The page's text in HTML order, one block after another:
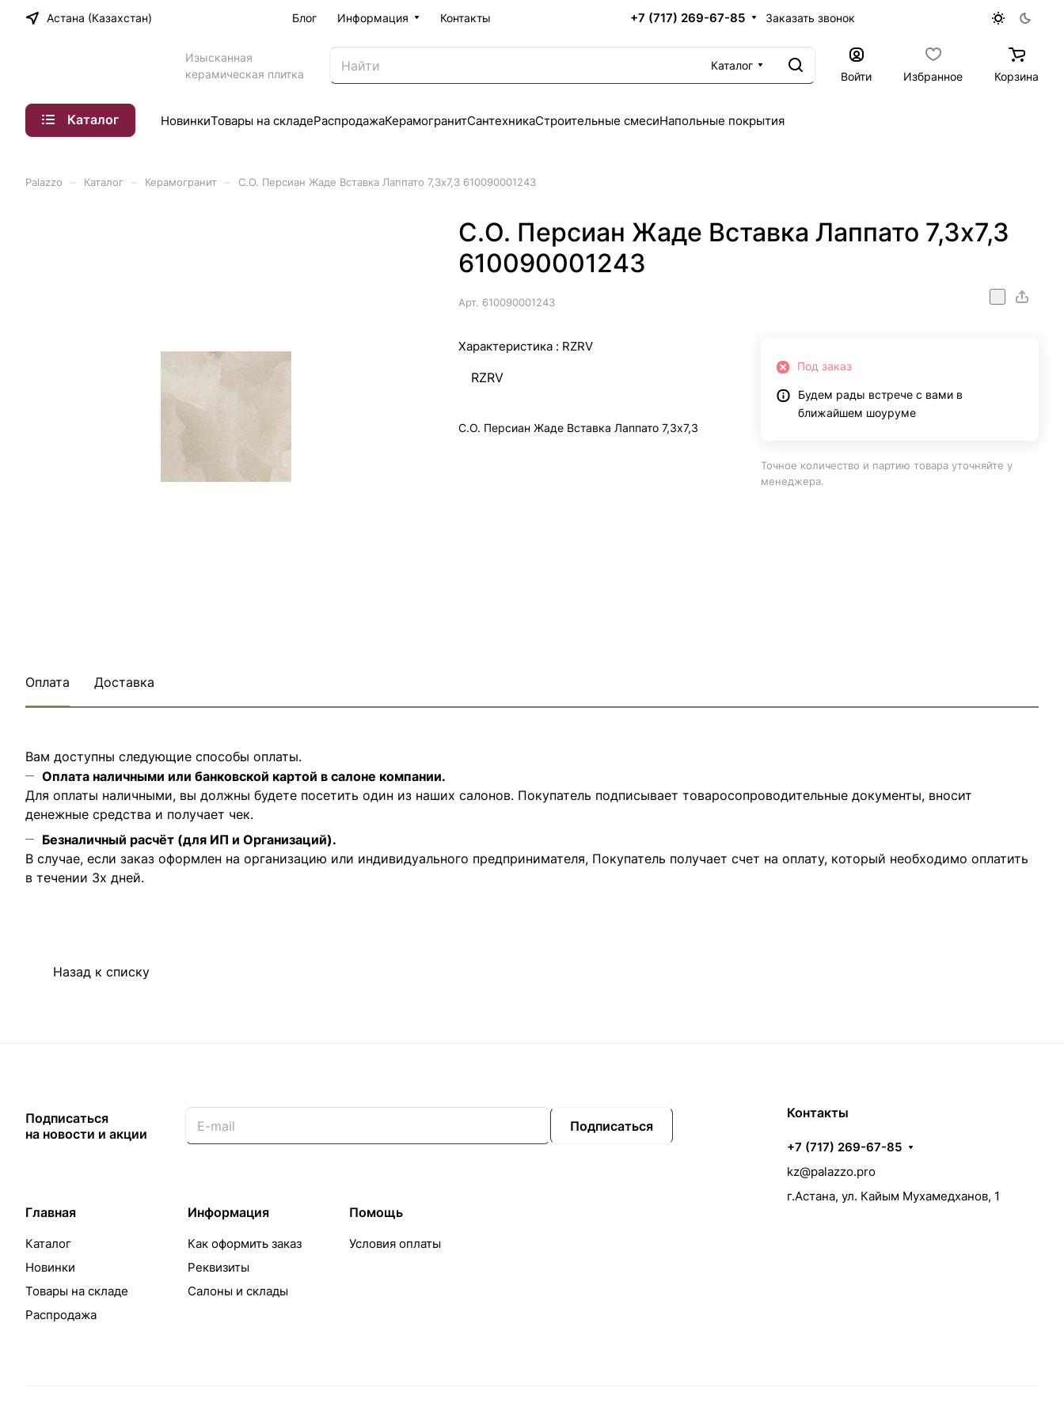
Астана (Казахстан) Блог Информация Контакты +7 (717) 269-67-85 Заказать звонок
Изысканная
керамическая плитка
Каталог
Войти
Избранное Корзина
Каталог НовинкиТовары на складеРаспродажаКерамогранитСантехникаСтроительные смесиНапольные покрытия
Palazzo Каталог Керамогранит С.О. Персиан Жаде Вставка Лаппато 7,3х7,3 610090001243
С.О. Персиан Жаде Вставка Лаппато 7,3х7,3
610090001243
Арт. 610090001243
Характеристика : RZRV
RZRV
С.О. Персиан Жаде Вставка Лаппато 7,3х7,3
Под заказ
Будем рады встрече с вами в
ближайшем шоуруме
Точное количество и партию товара уточняйте у
менеджера.
Оплата Доставка
Вам доступны следующие способы оплаты.
Оплата наличными или банковской картой в салоне компании.
Для оплаты наличными, вы должны будете посетить один из наших салонов. Покупатель подписывает товаросопроводительные документы, вносит
денежные средства и получает чек.
Безналичный расчёт (для ИП и Организаций).
В случае, если заказ оформлен на организацию или индивидуального предпринимателя, Покупатель получает счет на оплату, который необходимо оплатить
в течении 3х дней.
Назад к списку
Подписаться
на новости и акции
Подписаться
Главная
Каталог
Новинки
Товары на складе
Распродажа
Информация
Как оформить заказ
Реквизиты
Салоны и склады
Помощь
Условия оплаты
Контакты
+7 (717) 269-67-85
kz@palazzo.pro
г.Астана, ул. Кайым Мухамедханов, 1